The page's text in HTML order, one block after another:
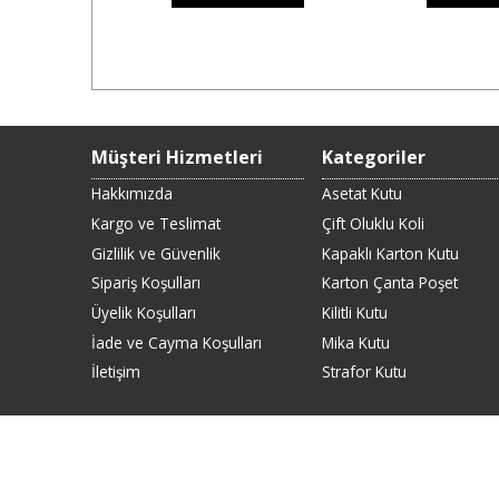
Müşteri Hizmetleri
Hakkımızda
Kargo ve Teslimat
Gizlilik ve Güvenlik
Sipariş Koşulları
Üyelik Koşulları
İade ve Cayma Koşulları
İletişim
Kategoriler
Asetat Kutu
Çift Oluklu Koli
Kapaklı Karton Kutu
Karton Çanta Poşet
Kilitli Kutu
Mika Kutu
Strafor Kutu